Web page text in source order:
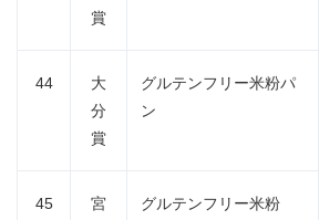
賞
44
大
分
賞
グルテンフリー米粉パ
ン
45
宮
グルテンフリー米粉